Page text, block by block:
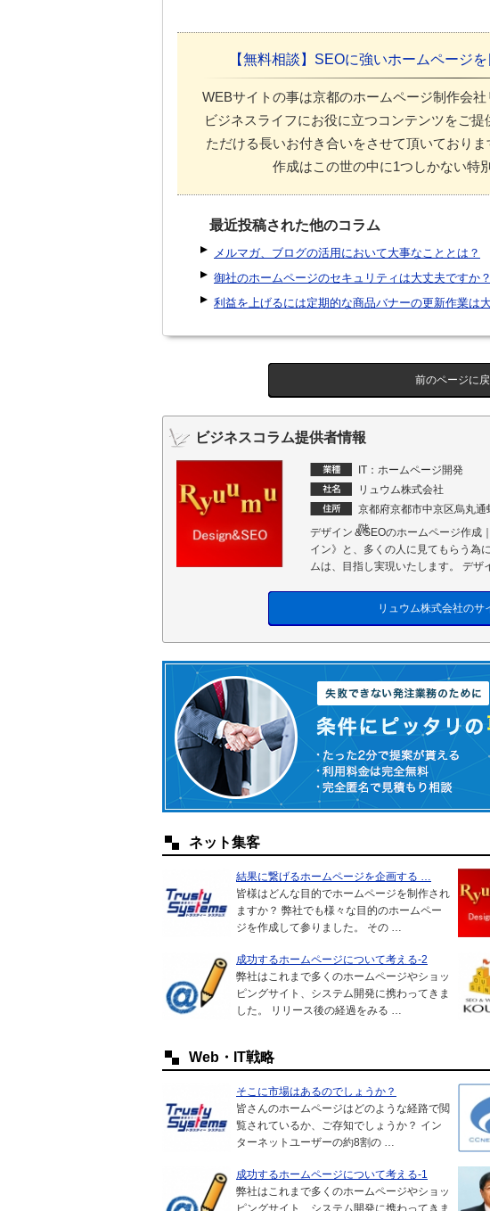
【無料相談】SEOに強いホームページ
WEBサイトの事は京都のホームページ制作会
ビジネスライフにお役に立つコンテンツをご
ただける長いお付き合いをさせて頂いており
作成はこの世の中に1つしかない特
最近投稿された他のコラム
メルマガ、ブログの活用において大事なこととは？
御社のホームページのセキュリティは大丈夫ですか？
利益を上げるには定期的な商品バナーの更新作業は
前のページに
ビジネスコラム提供者情報
IT：ホームページ開発
リュウム株式会社
京都府京都市中京区烏丸
階
デザイン＆SEOのホームページ作成
イン》と、多くの人に見てもらう為
ムは、目指し実現いたします。 デ
リュウム株式会社のサ
ネット集客
結果に繋げるホームページを企画する …
皆様はどんな目的でホームページを制作され
ますか？ 弊社でも様々な目的のホームペー
ジを作成して参りました。 その …
成功するホームページについて考える-2
弊社はこれまで多くのホームページやショッ
ピングサイト、システム開発に携わってきま
した。 リリース後の経過をみる …
Web・IT戦略
そこに市場はあるのでしょうか？
皆さんのホームページはどのような経路で閲
覧されているか、ご存知でしょうか？ イン
ターネットユーザーの約8割の …
成功するホームページについて考える-1
弊社はこれまで多くのホームページやショッ
ピングサイト、システム開発に携わってきま